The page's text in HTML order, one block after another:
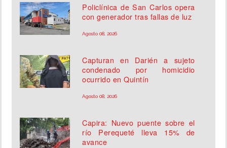
Policlínica de San Carlos opera
con generador tras fallas de luz
Agosto 08, 2026
Capturan en Darién a sujeto
condenado por homicidio
ocurrido en Quintín
Agosto 08, 2026
Capira: Nuevo puente sobre el
río Perequeté lleva 15% de
avance